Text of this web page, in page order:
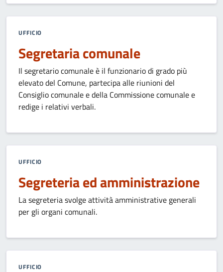
UFFICIO
Segretaria comunale
Il segretario comunale è il funzionario di grado più
elevato del Comune, partecipa alle riunioni del
Consiglio comunale e della Commissione comunale e
redige i relativi verbali.
UFFICIO
Segreteria ed amministrazione
La segreteria svolge attività amministrative generali
per gli organi comunali.
UFFICIO